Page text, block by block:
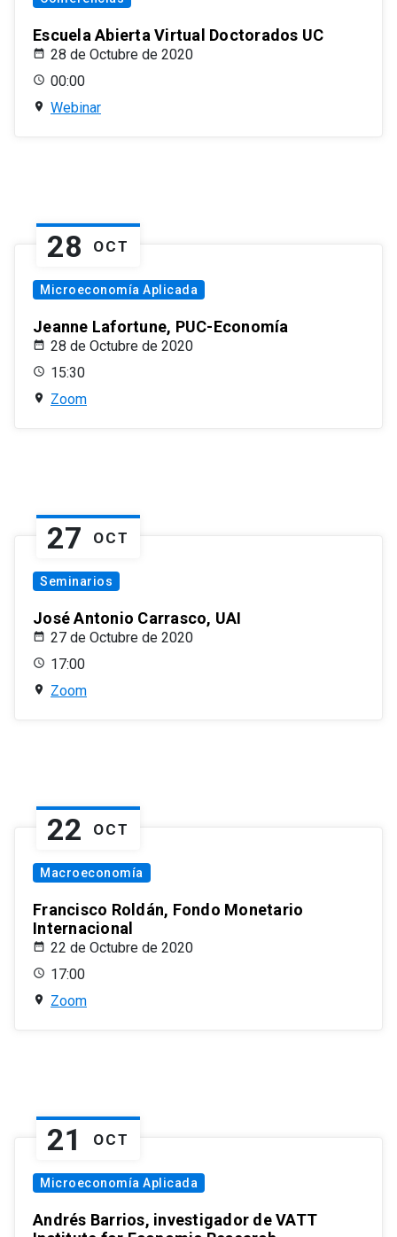
Escuela Abierta Virtual Doctorados UC
28 de Octubre de 2020
00:00
Webinar
28 OCT
Microeconomía Aplicada
Jeanne Lafortune, PUC-Economía
28 de Octubre de 2020
15:30
Zoom
27 OCT
Seminarios
José Antonio Carrasco, UAI
27 de Octubre de 2020
17:00
Zoom
22 OCT
Macroeconomía
Francisco Roldán, Fondo Monetario
Internacional
22 de Octubre de 2020
17:00
Zoom
21 OCT
Microeconomía Aplicada
Andrés Barrios, investigador de VATT